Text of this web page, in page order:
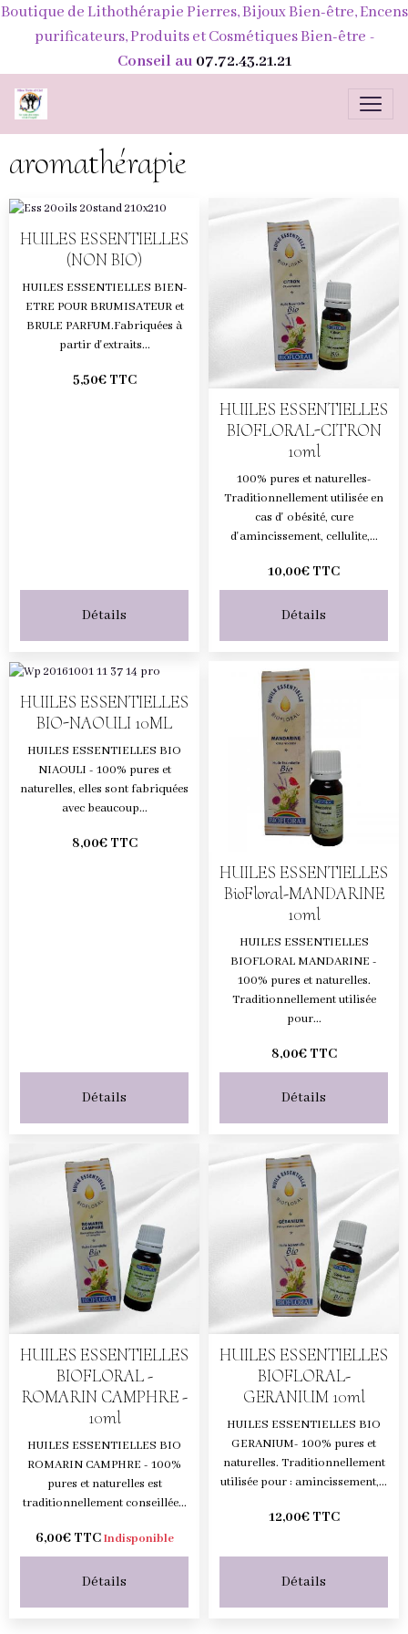
Boutique de Lithothérapie Pierres, Bijoux Bien-être, Encens
purificateurs, Produits et Cosmétiques Bien-être -
Conseil au 07.72.43.21.21
aromathérapie
HUILES ESSENTIELLES
(NON BIO)
HUILES ESSENTIELLES BIEN-
ETRE POUR BRUMISATEUR et
BRULE PARFUM.Fabriquées à
partir d'extraits...
5,50€ TTC
Détails
HUILES ESSENTIELLES
BIOFLORAL-CITRON
10ml
100% pures et naturelles-
Traditionnellement utilisée en
cas d' obésité, cure
d'amincissement, cellulite,...
10,00€ TTC
Détails
HUILES ESSENTIELLES
BIO-NAOULI 10ML
HUILES ESSENTIELLES BIO
NIAOULI - 100% pures et
naturelles, elles sont fabriquées
avec beaucoup...
8,00€ TTC
Détails
HUILES ESSENTIELLES
BioFloral-MANDARINE
10ml
HUILES ESSENTIELLES
BIOFLORAL MANDARINE -
100% pures et naturelles.
Traditionnellement utilisée
pour...
8,00€ TTC
Détails
HUILES ESSENTIELLES
BIOFLORAL -
ROMARIN CAMPHRE -
10ml
HUILES ESSENTIELLES BIO
ROMARIN CAMPHRE - 100%
pures et naturelles est
traditionnellement conseillée...
6,00€ TTC Indisponible
Détails
HUILES ESSENTIELLES
BIOFLORAL-
GERANIUM 10ml
HUILES ESSENTIELLES BIO
GERANIUM- 100% pures et
naturelles. Traditionnellement
utilisée pour : amincissement,...
12,00€ TTC
Détails